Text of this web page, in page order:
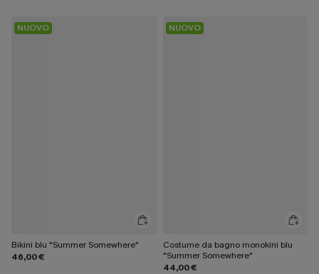
NUOVO
Bikini blu "Summer Somewhere"
46,00 €
NUOVO
Costume da bagno monokini blu
"Summer Somewhere"
44,00 €